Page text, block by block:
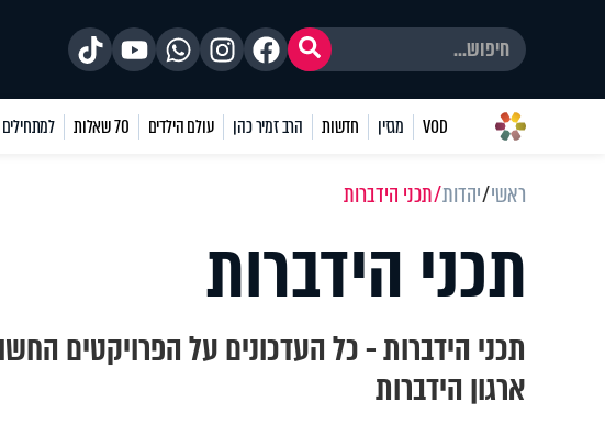
VOD מגזין חדשות הרב זמיר כהן עולם הילדים 70 שאלות למתחילים
ראשי יהדות תכני הידברות
תכני הידברות
תכני הידברות - כל העדכונים על הפרויקטים
ארגון הידברות